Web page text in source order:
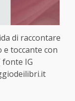
di raccontare
toccante con
fonte IG